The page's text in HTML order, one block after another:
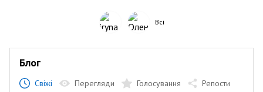
Всі
Блог
Свіжі Перегляди Голосування Репости